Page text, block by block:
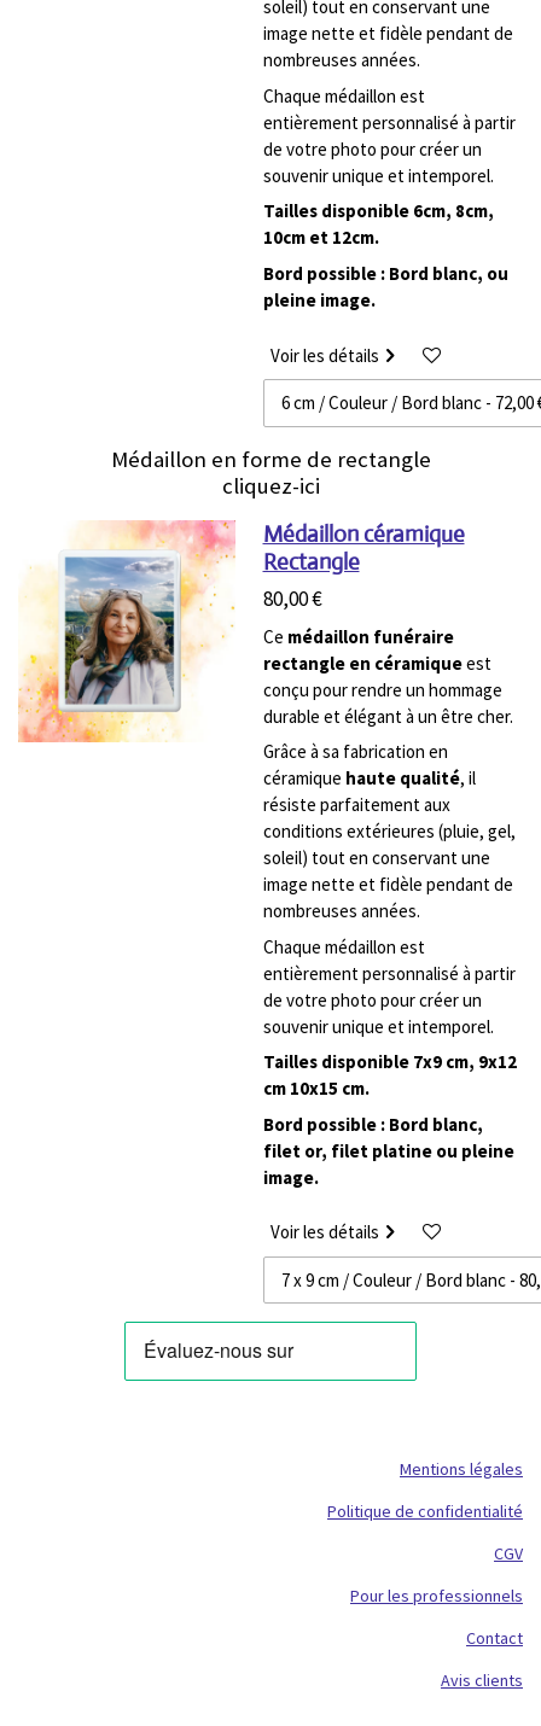
soleil) tout en conservant une
image nette et fidèle pendant de
nombreuses années.
Chaque médaillon est
entièrement personnalisé à partir
de votre photo pour créer un
souvenir unique et intemporel.
Tailles disponible 6cm, 8cm,
10cm et 12cm.
Bord possible : Bord blanc, ou
pleine image.
Voir les détails
Médaillon en forme de rectangle
cliquez-ici
Médaillon céramique
Rectangle
80,00 €
Ce médaillon funéraire
rectangle en céramiqueest
conçu pour rendre un hommage
durable et élégant à un être cher.
Grâce à sa fabrication en
céramique haute qualité, il
résiste parfaitement aux
conditions extérieures (pluie, gel,
soleil) tout en conservant une
image nette et fidèle pendant de
nombreuses années.
Chaque médaillon est
entièrement personnalisé à partir
de votre photo pour créer un
souvenir unique et intemporel.
Tailles disponible 7x9 cm, 9x12
cm 10x15 cm.
Bord possible : Bord blanc,
filet or, filet platine ou pleine
image.
Voir les détails
Mentions légales
Politique de confidentialité
CGV
Pour les professionnels
Contact
Avis clients